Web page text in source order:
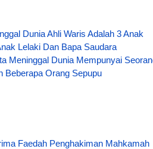
Dunia Ahli Waris Adalah 3 Anak
Lelaki Dan Bapa Saudara
Meninggal Dunia Mempunyai
Beberapa Orang Sepupu
Faedah Penghakiman Mahkamah